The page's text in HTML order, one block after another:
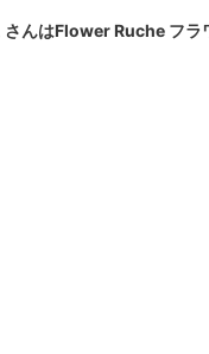
さんはFlower Ruche フラ